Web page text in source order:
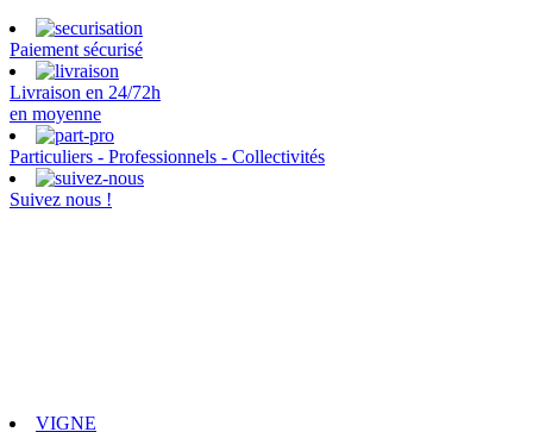
Paiement sécurisé
Livraison en 24/72h
en moyenne
Particuliers - Professionnels - Collectivités
Suivez nous !
VIGNE